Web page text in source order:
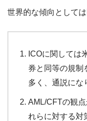
世界的な傾向として
ICOに関しては
券と同等の規制
多く、通説にな
AML/CFTの観
れらに対する対